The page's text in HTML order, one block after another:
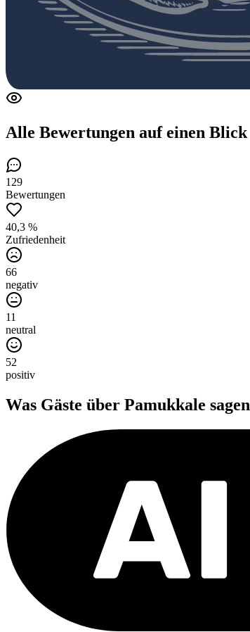
Alle Bewertungen auf einen Blick
129
Bewertungen
40,3 %
Zufriedenheit
66
negativ
11
neutral
52
positiv
Was Gäste über Pamukkale sagen